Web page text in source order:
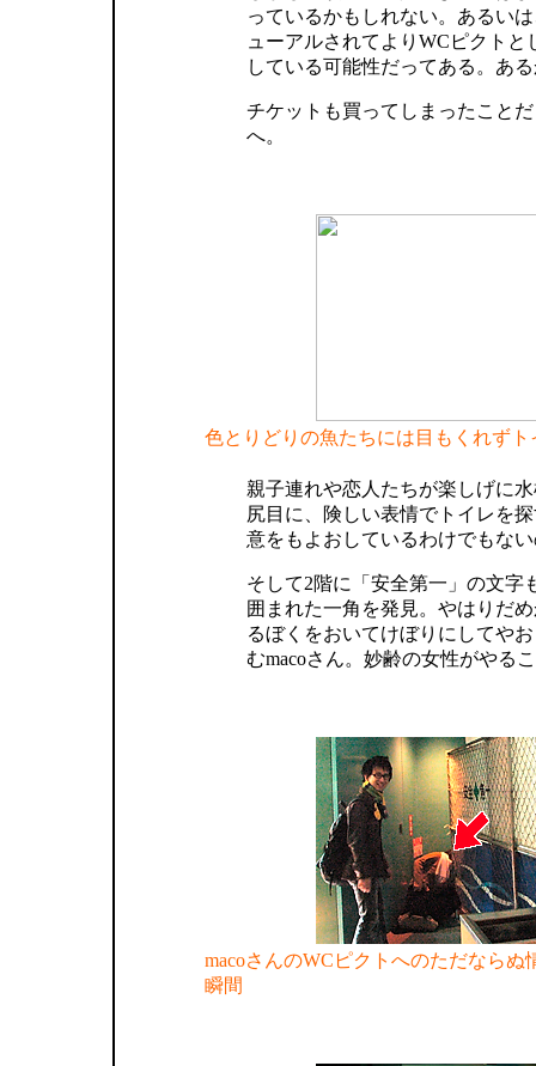
っているかもしれない。あるい
ューアルされてよりWCピクトと
している可能性だってある。あ
チケットも買ってしまったこと
へ。
色とりどりの魚たちには目もくれずト
親子連れや恋人たちが楽しげに
尻目に、険しい表情でトイレを
意をもよおしているわけでもな
そして2階に「安全第一」の文字
囲まれた一角を発見。やはりだ
るぼくをおいてけぼりにしてや
むmacoさん。妙齢の女性がやる
macoさんのWCピクトへのただならぬ
瞬間